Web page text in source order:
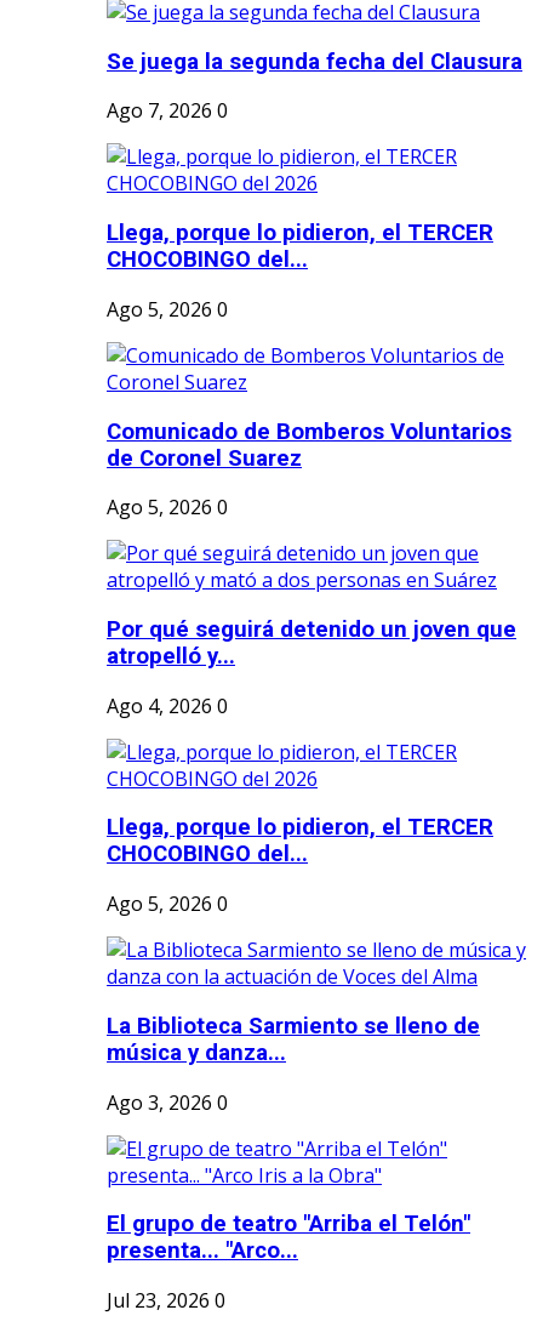
Se juega la segunda fecha del Clausura
Ago 7, 2026 0
Llega, porque lo pidieron, el TERCER
CHOCOBINGO del...
Ago 5, 2026 0
Comunicado de Bomberos Voluntarios
de Coronel Suarez
Ago 5, 2026 0
Por qué seguirá detenido un joven que
atropelló y...
Ago 4, 2026 0
Llega, porque lo pidieron, el TERCER
CHOCOBINGO del...
Ago 5, 2026 0
La Biblioteca Sarmiento se lleno de
música y danza...
Ago 3, 2026 0
El grupo de teatro "Arriba el Telón"
presenta... "Arco...
Jul 23, 2026 0